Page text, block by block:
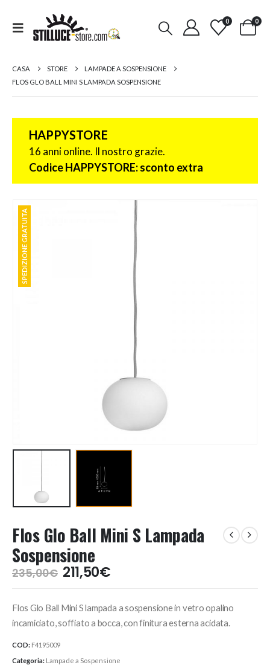
0 0
CASA STORE
LAMPADE A SOSPENSIONE
FLOS GLO BALL MINI S LAMPADA SOSPENSIONE
HAPPYSTORE
16 anni online. Il nostro grazie.
Codice HAPPYSTORE: sconto extra
SPEDIZIONE GRATUITA
SPEDIZIONE GRATUITA
Flos Glo Ball Mini S Lampada
Sospensione
235,00€ Il
prezzo
era:
235,00€.
211,50€Il
prezzo
è:
211,50€.
Flos Glo Ball Mini S lampada a sospensione in vetro opalino
incamiciato, soffiato a bocca, con finitura esterna acidata.
COD: F4195009
Categoria: Lampade a Sospensione